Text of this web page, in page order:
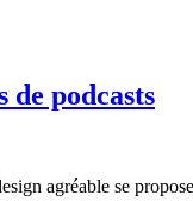
de podcasts
agréable se